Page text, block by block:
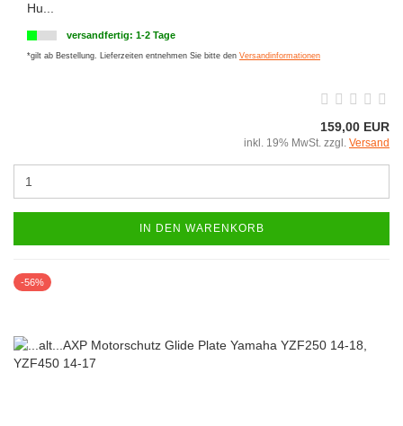
Hu...
versandfertig: 1-2 Tage
*gilt ab Bestellung. Lieferzeiten entnehmen Sie bitte den Versandinformationen
159,00 EUR
inkl. 19% MwSt. zzgl. Versand
IN DEN WARENKORB
-56%